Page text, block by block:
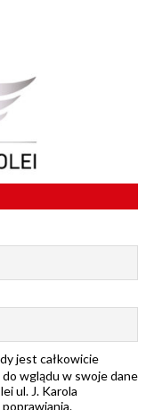
jest całkowicie
wglądu w swoje dane
ul. J. Karola